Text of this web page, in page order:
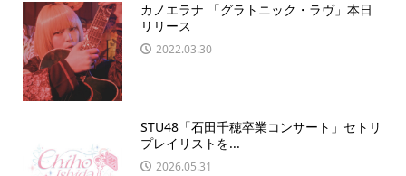
カノエラナ 「グラトニック・ラヴ」本日
リリース
2022.03.30
STU48「石田千穂卒業コンサート」セトリ
プレイリストを...
2026.05.31